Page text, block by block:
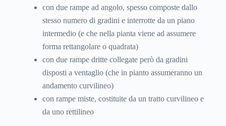
con due rampe ad angolo, spesso composte dallo
stesso numero di gradini e interrotte da un piano
intermedio (e che nella pianta viene ad assumere
forma rettangolare o quadrata)
con due rampe dritte collegate però da gradini
disposti a ventaglio (che in pianto assumeranno un
andamento curvilineo)
con rampe miste, costituite da un tratto curvilineo e
da uno rettilineo